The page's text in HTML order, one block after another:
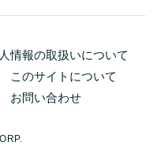
情報の取扱いについて
このサイトについて
お問い合わせ